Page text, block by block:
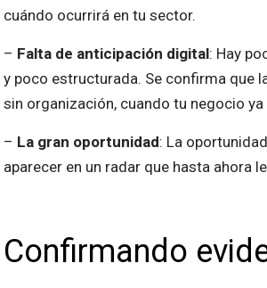
cuándo ocurrirá en tu sector.
– Falta de anticipación digital: Hay
y poco estructurada. Se confirma que
sin organización, cuando tu negocio
– La gran oportunidad: La
aparecer en un radar que hasta ahora
Confirmando